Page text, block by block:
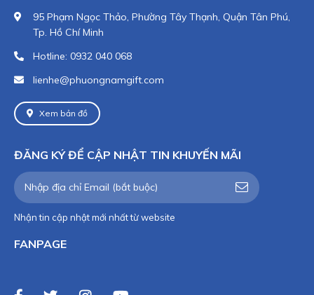
95 Phạm Ngọc Thảo, Phường Tây Thạnh, Quận Tân Phú,
Tp. Hồ Chí Minh
Hotline: 0932 040 068
lienhe@phuongnamgift.com
Xem bản đồ
ĐĂNG KÝ ĐỂ CẬP NHẬT TIN KHUYẾN MÃI
Nhận tin cập nhật mới nhất từ website
FANPAGE